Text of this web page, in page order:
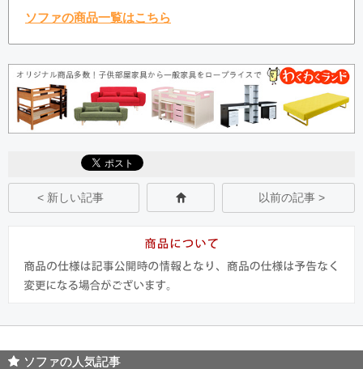
ソファの商品一覧はこちら
< 新しい記事 以前の記事 >
ソファの人気記事